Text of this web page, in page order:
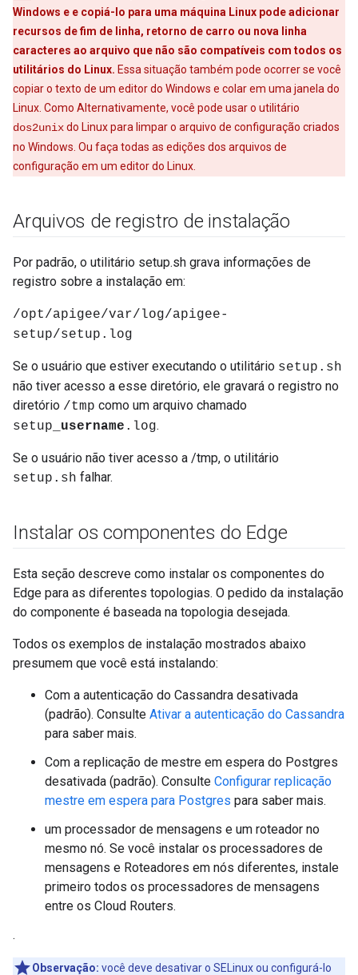
Windows e e copiá-lo para uma máquina Linux pode adicionar
recursos de fim de linha, retorno de carro ou nova linha
caracteres ao arquivo que não são compatíveis com todos os
utilitários do Linux. Essa situação também pode ocorrer se você
copiar o texto de um editor do Windows e colar em uma janela do
Linux. Como Alternativamente, você pode usar o utilitário
dos2unixdo Linux para limpar o arquivo de configuração criados
no Windows. Ou faça todas as edições dos arquivos de
configuração em um editor do Linux.
Arquivos de registro de instalação
Por padrão, o utilitário setup.sh grava informações de
registro sobre a instalação em:
/opt/apigee/var/log/apigee-
setup/setup.log
Se o usuário que estiver executando o utilitário setup.sh
não tiver acesso a esse diretório, ele gravará o registro no
diretório /tmp como um arquivo chamado
setup_ username .log.
Se o usuário não tiver acesso a /tmp, o utilitário
setup.sh falhar.
Instalar os componentes do Edge
Esta seção descreve como instalar os componentes do
Edge para as diferentes topologias. O pedido da instalação
do componente é baseada na topologia desejada.
Todos os exemplos de instalação mostrados abaixo
presumem que você está instalando:
Com a autenticação do Cassandra desativada
(padrão). Consulte Ativar a autenticação do Cassandra
para saber mais.
Com a replicação de mestre em espera do Postgres
desativada (padrão). Consulte Configurar replicação
mestre em espera para Postgres para saber mais.
um processador de mensagens e um roteador no
mesmo nó. Se você instalar os processadores de
mensagens e Roteadores em nós diferentes, instale
primeiro todos os processadores de mensagens
entre os Cloud Routers.
.
Observação: você deve desativar o SELinux ou configurá-lo